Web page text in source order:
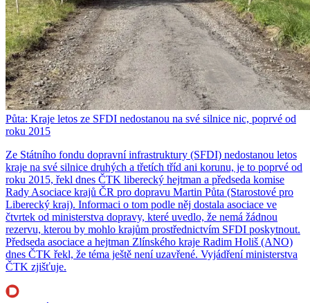
Půta: Kraje letos ze SFDI nedostanou na své silnice nic, poprvé od
roku 2015
Ze Státního fondu dopravní infrastruktury (SFDI) nedostanou letos
kraje na své silnice druhých a třetích tříd ani korunu, je to poprvé od
roku 2015, řekl dnes ČTK liberecký hejtman a předseda komise
Rady Asociace krajů ČR pro dopravu Martin Půta (Starostové pro
Liberecký kraj). Informaci o tom podle něj dostala asociace ve
čtvrtek od ministerstva dopravy, které uvedlo, že nemá žádnou
rezervu, kterou by mohlo krajům prostřednictvím SFDI poskytnout.
Předseda asociace a hejtman Zlínského kraje Radim Holiš (ANO)
dnes ČTK řekl, že téma ještě není uzavřené. Vyjádření ministerstva
ČTK zjišťuje.